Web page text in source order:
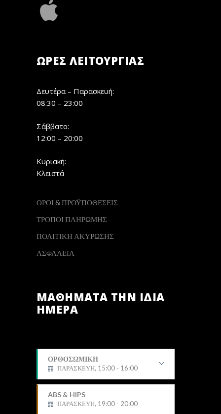
ΏΡΕΣ ΛΕΙΤΟΥΡΓΊΑΣ
Δευτέρα – Παρασκευή:
08:30 – 23:00
Σάββατο:
12:00 – 20:00
Κυριακή:
Κλειστά
ΟΡΟΙ & ΠΡΟΫΠΟΘΕΣΕΙΣ
ΤΡΟΠΟΙ ΠΛΗΡΩΜΗΣ
ΠΟΛΙΤΙΚΗ ΑΚΥΡΩΣΗΣ
ΑΣΦΑΛΕΙΑ
ΜΑΘΗΜΑΤΑ ΤΗΝ ΙΔΙΑ
ΗΜΕΡΑ
ΟΡΘΟΣΩΜΙΚΗ
ΠΑΡΑΣΚΕΥΗ, 15:00 - 16:00
ABS & HIPS
ΠΑΡΑΣΚΕΥΗ, 19:00 - 20:00